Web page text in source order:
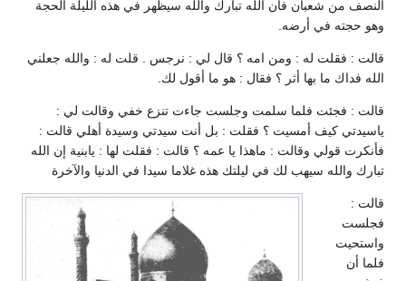
النصف من شعبان فان الله تبارك والله سيظهر في هذه الليلة الحجة
وهو حجته في أرضه.
قالت : فقلت له : ومن امه ؟ قال لي : نرجس . قلت له : والله جعلني
الله فداك ما بها أثر ؟ فقال : هو ما أقول لك.
قالت : فجئت فلما سلمت وجلست جاءت تنزع خفي وقالت لي :
ياسيدتي كيف أمسيت ؟ فقلت : بل أنت سيدتي وسيدة أهلي قالت :
فأنكرت قولي وقالت : ماهذا يا عمه ؟ قالت : فقلت لها : يابنية إن الله
تبارك والله سيهب لك في ليلتك هذه غلاما سيدا في الدنيا والآخرة
قالت :
فجلست
واستحيت
فلما أن